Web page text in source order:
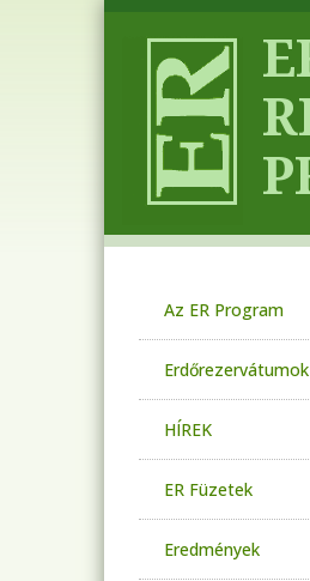
Az ER Program
Erdőrezervátumok
HÍREK
ER Füzetek
Eredmények